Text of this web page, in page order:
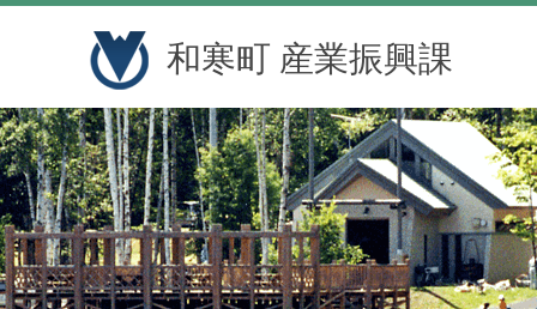
和寒町 産業振興課